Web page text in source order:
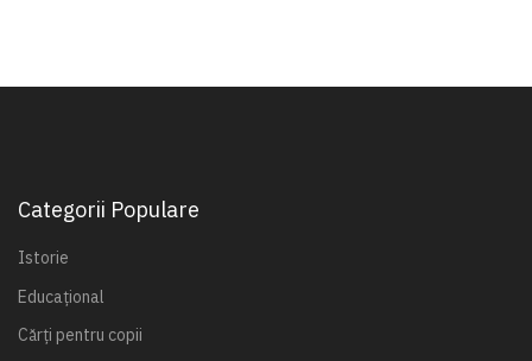
Categorii Populare
Istorie
Educațional
Cărți pentru copii